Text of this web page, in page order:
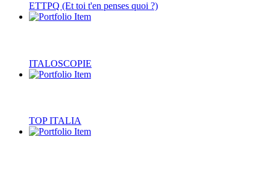
ETTPQ (Et toi t'en penses quoi ?)
ITALOSCOPIE
TOP ITALIA